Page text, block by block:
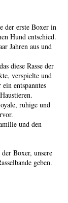
der erste Boxer in
Hund entschied.
Jahren aus und
diese Rasse der
verspielte und
entspanntes
ruhige und
und den
Boxer, unsere
geben.